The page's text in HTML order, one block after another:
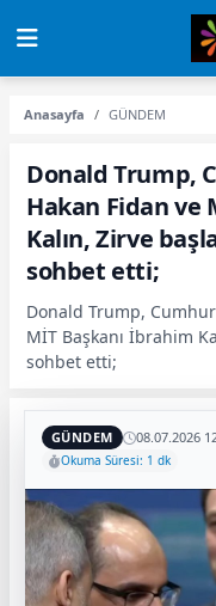
Anasayfa GÜNDEM
Donald Trump,
Hakan Fidan ve
Kalın, Zirve
sohbet etti;
Donald Trump,
MİT Başkanı İbrahim
sohbet etti;
GÜNDEM 08.07.2026
Okuma Süresi: 1 dk